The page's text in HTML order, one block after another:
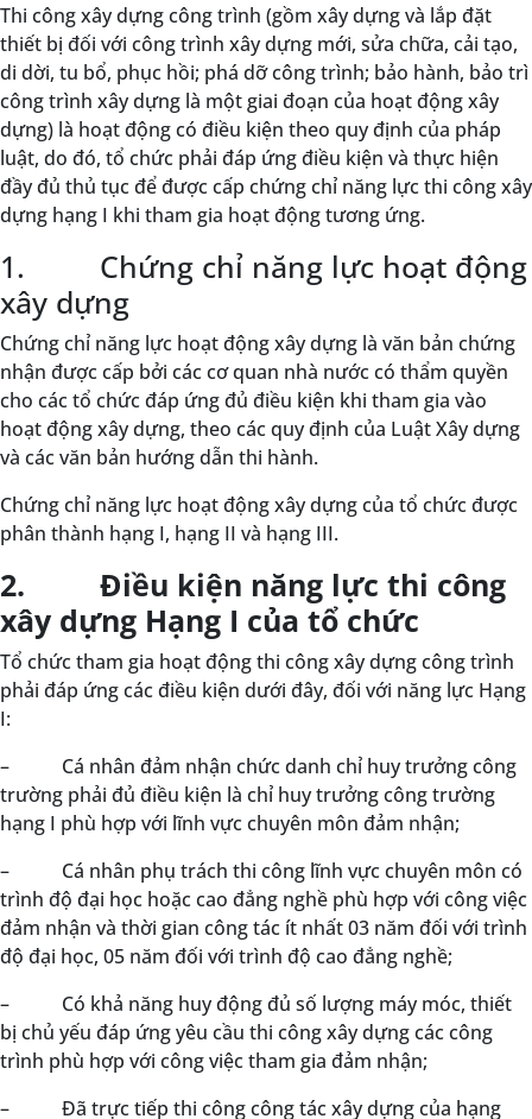
Thi công xây dựng công trình (gồm xây dựng và lắp đặt
thiết bị đối với công trình xây dựng mới, sửa chữa, cải tạo,
di dời, tu bổ, phục hồi; phá dỡ công trình; bảo hành, bảo trì
công trình xây dựng là một giai đoạn của hoạt động xây
dựng) là hoạt động có điều kiện theo quy định của pháp
luật, do đó, tổ chức phải đáp ứng điều kiện và thực hiện
đầy đủ thủ tục để được cấp chứng chỉ năng lực thi công xây
dựng hạng I khi tham gia hoạt động tương ứng.
1. Chứng chỉ năng lực hoạt động
xây dựng
Chứng chỉ năng lực hoạt động xây dựng là văn bản chứng
nhận được cấp bởi các cơ quan nhà nước có thẩm quyền
cho các tổ chức đáp ứng đủ điều kiện khi tham gia vào
hoạt động xây dựng, theo các quy định của Luật Xây dựng
và các văn bản hướng dẫn thi hành.
Chứng chỉ năng lực hoạt động xây dựng của tổ chức được
phân thành hạng I, hạng II và hạng III.
2. Điều kiện năng lực thi công
xây dựng Hạng I của tổ chức
Tổ chức tham gia hoạt động thi công xây dựng công trình
phải đáp ứng các điều kiện dưới đây, đối với năng lực Hạng
I:
– Cá nhân đảm nhận chức danh chỉ huy trưởng công
trường phải đủ điều kiện là chỉ huy trưởng công trường
hạng I phù hợp với lĩnh vực chuyên môn đảm nhận;
– Cá nhân phụ trách thi công lĩnh vực chuyên môn có
trình độ đại học hoặc cao đẳng nghề phù hợp với công việc
đảm nhận và thời gian công tác ít nhất 03 năm đối với trình
độ đại học, 05 năm đối với trình độ cao đẳng nghề;
– Có khả năng huy động đủ số lượng máy móc, thiết
bị chủ yếu đáp ứng yêu cầu thi công xây dựng các công
trình phù hợp với công việc tham gia đảm nhận;
– Đã trực tiếp thi công công tác xây dựng của hạng